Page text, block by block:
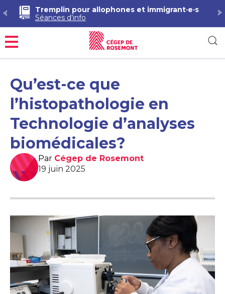
Tremplin pour allophones et immigrant·e·s
Séances d’info
Menu
Qu’est-ce que
l’histopathologie en
Technologie d’analyses
biomédicales?
Par Cégep de Rosemont
19 juin 2025